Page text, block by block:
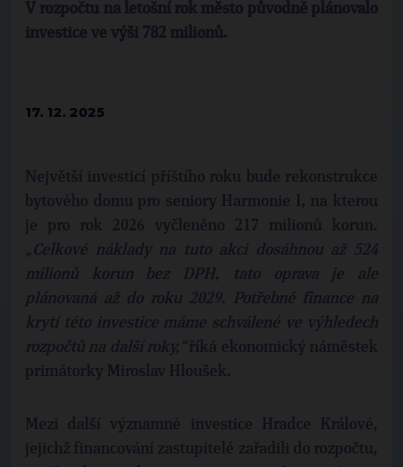
V rozpočtu na letošní rok město původně plánovalo
investice ve výši 782 milionů.
17. 12. 2025
Největší investicí příštího roku bude rekonstrukce
bytového domu pro seniory Harmonie I, na kterou
je pro rok 2026 vyčleněno 217 milionů korun.
„Celkové náklady na tuto akci dosáhnou až 524
milionů korun bez DPH, tato oprava je ale
plánovaná až do roku 2029. Potřebné finance na
krytí této investice máme schválené ve výhledech
rozpočtů na další roky,“říká ekonomický náměstek
primátorky Miroslav Hloušek.
Mezi další významné investice Hradce Králové,
jejichž financování zastupitelé zařadili do rozpočtu,